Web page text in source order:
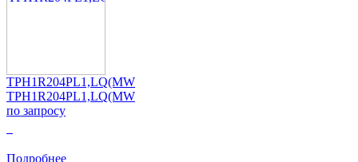
TPH1R204PL1,LQ(MW
TPH1R204PL1,LQ(MW
по запросу
Подробнее